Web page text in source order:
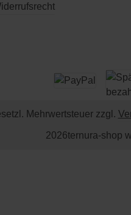
Mehrwertsteuer zzgl.
2026ternura-shop